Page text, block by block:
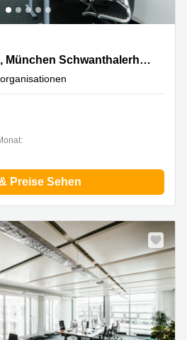
München SchwanthalerhöheLandsberger Straße, München Schwanthalerhöhe
Preise Sehen